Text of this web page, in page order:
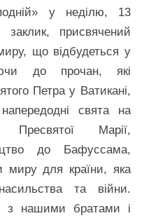
у неділю, 13
присвячений
що відбудеться у
до прочан, які
Петра у Ватикані,
свята на
Пресвятої Марії,
до Бафуссама,
для країни, яка
та війни.
з нашими братами і